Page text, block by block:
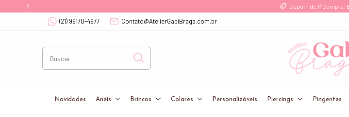
Frete Grátis a partir de R$ 249
(21) 99170-4977 Contato@AtelierGabiBraga.com.br
Novidades Anéis Brincos Colares Personalizáveis Piercings Pingentes